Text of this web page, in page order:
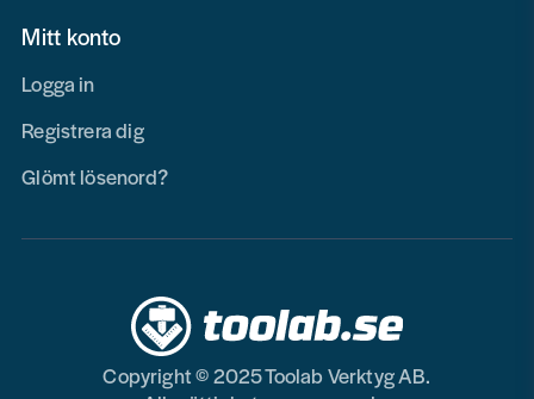
Mitt konto
Logga in
Registrera dig
Glömt lösenord?
Copyright © 2025 Toolab Verktyg AB.